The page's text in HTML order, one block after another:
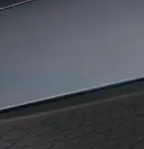
ile kullanıcıların
Kullanım İpuçları
hakkında
Rehberi
detaylı şekilde